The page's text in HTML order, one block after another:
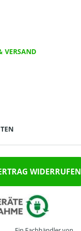
VERSAND
WIDERRUFEN